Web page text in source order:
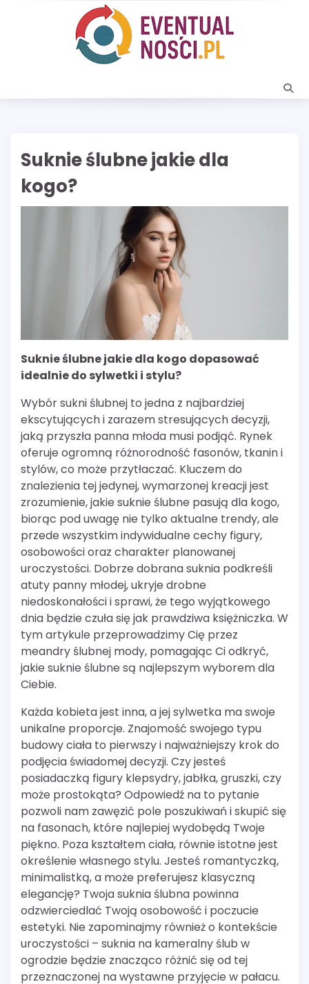
Suknie ślubne jakie dla
kogo?
Suknie ślubne jakie dla kogo dopasować
idealnie do sylwetki i stylu?
Wybór sukni ślubnej to jedna z najbardziej
ekscytujących i zarazem stresujących decyzji,
jaką przyszła panna młoda musi podjąć. Rynek
oferuje ogromną różnorodność fasonów, tkanin i
stylów, co może przytłaczać. Kluczem do
znalezienia tej jedynej, wymarzonej kreacji jest
zrozumienie, jakie suknie ślubne pasują dla kogo,
biorąc pod uwagę nie tylko aktualne trendy, ale
przede wszystkim indywidualne cechy figury,
osobowości oraz charakter planowanej
uroczystości. Dobrze dobrana suknia podkreśli
atuty panny młodej, ukryje drobne
niedoskonałości i sprawi, że tego wyjątkowego
dnia będzie czuła się jak prawdziwa księżniczka. W
tym artykule przeprowadzimy Cię przez
meandry ślubnej mody, pomagając Ci odkryć,
jakie suknie ślubne są najlepszym wyborem dla
Ciebie.
Każda kobieta jest inna, a jej sylwetka ma swoje
unikalne proporcje. Znajomość swojego typu
budowy ciała to pierwszy i najważniejszy krok do
podjęcia świadomej decyzji. Czy jesteś
posiadaczką figury klepsydry, jabłka, gruszki, czy
może prostokąta? Odpowiedź na to pytanie
pozwoli nam zawęzić pole poszukiwań i skupić się
na fasonach, które najlepiej wydobędą Twoje
piękno. Poza kształtem ciała, równie istotne jest
określenie własnego stylu. Jesteś romantyczką,
minimalistką, a może preferujesz klasyczną
elegancję? Twoja suknia ślubna powinna
odzwierciedlać Twoją osobowość i poczucie
estetyki. Nie zapominajmy również o kontekście
uroczystości – suknia na kameralny ślub w
ogrodzie będzie znacząco różnić się od tej
przeznaczonej na wystawne przyjęcie w pałacu.